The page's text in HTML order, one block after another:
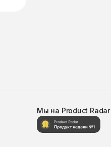
Мы на Product Radar